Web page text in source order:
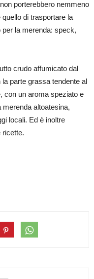
porterebbero nemmeno
di trasportare la
la merenda: speck,
crudo affumicato dal
parte grassa tendente al
con un aroma speziato e
altoatesina,
locali. Ed è inoltre
ricette.